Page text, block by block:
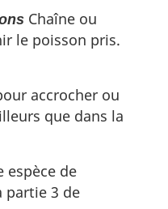
Chaîne ou
le poisson pris.
accrocher ou
que dans la
de
partie 3 de